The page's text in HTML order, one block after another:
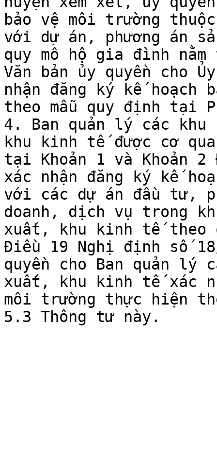
bảo vệ môi trường
với dự án, phương án
quy mô hộ gia đình
Văn bản ủy quyền cho
nhận đăng ký kế hoạch
theo mẫu quy định tại
4. Ban quản lý các khu
khu kinh tế được cơ
tại Khoản 1 và Khoản
xác nhận đăng ký kế
với các dự án đầu tư,
doanh, dịch vụ trong
xuất, khu kinh tế theo
Điều 19 Nghị định số
quyền cho Ban quản lý
xuất, khu kinh tế xác
môi trường thực hiện